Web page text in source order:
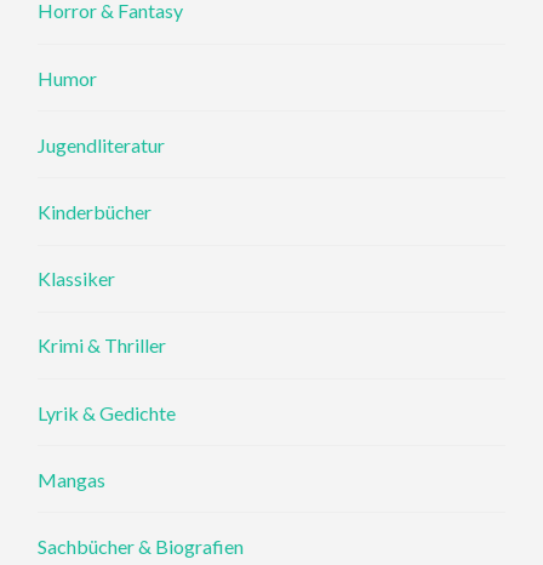
Horror & Fantasy
Humor
Jugendliteratur
Kinderbücher
Klassiker
Krimi & Thriller
Lyrik & Gedichte
Mangas
Sachbücher & Biografien